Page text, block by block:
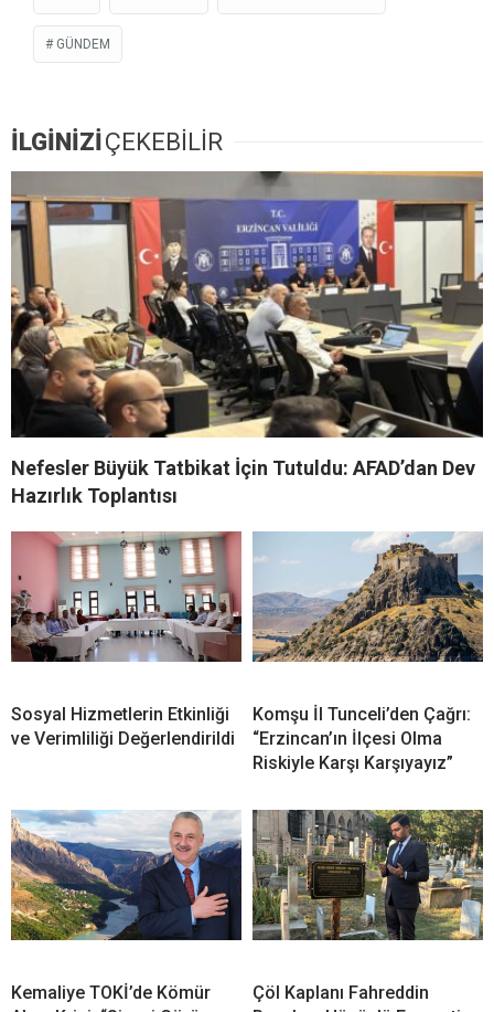
GÜNDEM
İLGİNİZİÇEKEBİLİR
Nefesler Büyük Tatbikat İçin Tutuldu: AFAD’dan Dev
Hazırlık Toplantısı
Sosyal Hizmetlerin Etkinliği
ve Verimliliği Değerlendirildi
Komşu İl Tunceli’den Çağrı:
“Erzincan’ın İlçesi Olma
Riskiyle Karşı Karşıyayız”
Kemaliye TOKİ’de Kömür
Çöl Kaplanı Fahreddin